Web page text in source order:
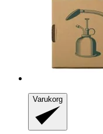
Varukorg